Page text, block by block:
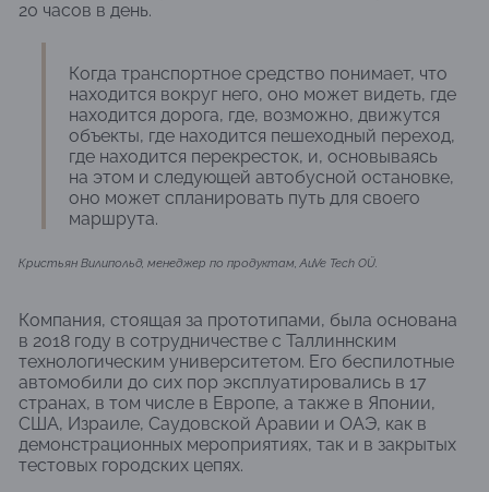
20 часов в день.
Когда транспортное средство понимает, что
находится вокруг него, оно может видеть, где
находится дорога, где, возможно, движутся
объекты, где находится пешеходный переход,
где находится перекресток, и, основываясь
на этом и следующей автобусной остановке,
оно может спланировать путь для своего
маршрута.
Кристьян Вилипольд, менеджер по продуктам, AuVe Tech OÜ.
Компания, стоящая за прототипами, была основана
в 2018 году в сотрудничестве с Таллиннским
технологическим университетом. Его беспилотные
автомобили до сих пор эксплуатировались в 17
странах, в том числе в Европе, а также в Японии,
США, Израиле, Саудовской Аравии и ОАЭ, как в
демонстрационных мероприятиях, так и в закрытых
тестовых городских цепях.